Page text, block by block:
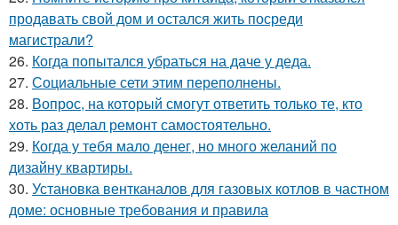
продавать свой дом и остался жить посреди
магистрали?
26. Когда попытался убраться на даче у деда.
27. Социальные сети этим переполнены.
28. Вопрос, на который смогут ответить только те, кто
хоть раз делал ремонт самостоятельно.
29. Когда у тебя мало денег, но много желаний по
дизайну квартиры.
30. Установка вентканалов для газовых котлов в частном
доме: основные требования и правила